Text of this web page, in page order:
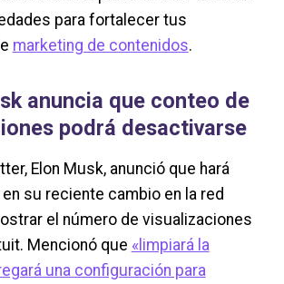
para fortalecer tus
marketing de contenidos.
anuncia que conteo de
podrá desactivarse
Elon Musk, anunció que hará
su reciente cambio en la red
el número de visualizaciones
Mencionó que «limpiará la
una configuración para